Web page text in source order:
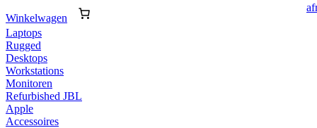
Winkelwagen
Laptops
Rugged
Desktops
Workstations
Monitoren
Refurbished JBL
Apple
Accessoires